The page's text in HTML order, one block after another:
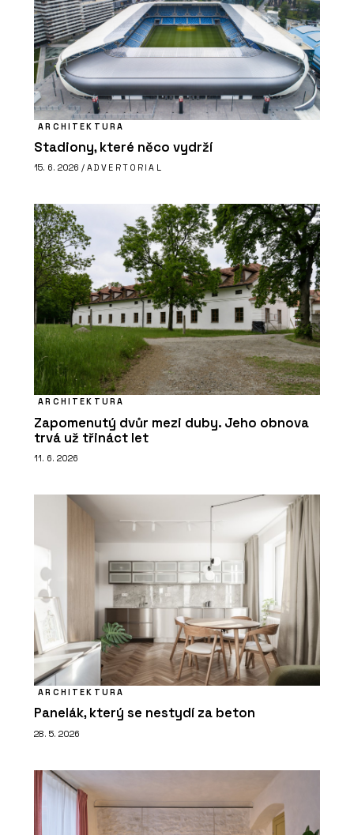
ARCHITEKTURA
Stadiony, které něco vydrží
15. 6. 2026 / ADVERTORIAL
ARCHITEKTURA
Zapomenutý dvůr mezi duby. Jeho obnova
trvá už třináct let
11. 6. 2026
ARCHITEKTURA
Panelák, který se nestydí za beton
28. 5. 2026